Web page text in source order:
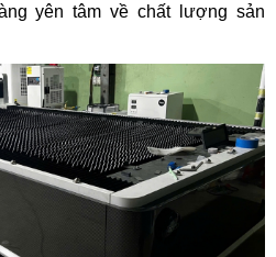
yên tâm về chất lượng sản